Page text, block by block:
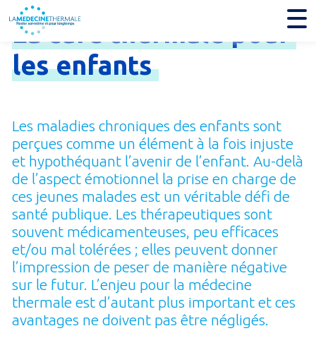
Lacure
pour
lesenfants
Les maladies chroniques des enfants sont
perçues comme un élément à la fois injuste
et hypothéquant l’avenir de l’enfant. Au-delà
de l’aspect émotionnel la prise en charge de
ces jeunes malades est un véritable défi de
santé publique. Les thérapeutiques sont
souvent médicamenteuses, peu efficaces
et/ou mal tolérées ; elles peuvent donner
l’impression de peser de manière négative
sur le futur. L’enjeu pour la médecine
thermale est d’autant plus important et ces
avantages ne doivent pas être négligés.